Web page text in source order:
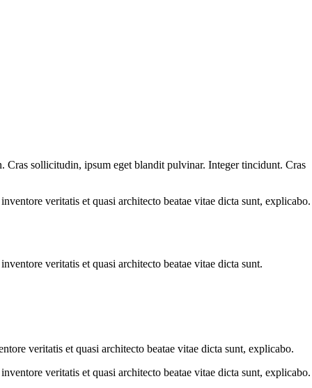
Cras sollicitudin, ipsum eget blandit pulvinar. Integer tincidunt. Cras
veritatis et quasi architecto beatae vitae dicta sunt, explicabo.
veritatis et quasi architecto beatae vitae dicta sunt.
veritatis et quasi architecto beatae vitae dicta sunt, explicabo.
veritatis et quasi architecto beatae vitae dicta sunt, explicabo.